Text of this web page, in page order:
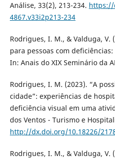
Análise, 33(2), 213-234. https://
4867.v33i2p213-234
Rodrigues, I. M., & Valduga, V.
para pessoas com
In: Anais do XIX Seminário da
Rodrigues, I. M. (2023). “A
cidade”: experiências de
deficiência visual em uma
dos Ventos - Turismo e
http://dx.doi.org/10.18226/
Rodrigues, I. M., & Valduga, V.